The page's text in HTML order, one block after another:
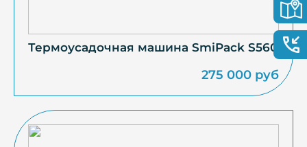
Термоусадочная машина SmiPack S560
275 000 руб